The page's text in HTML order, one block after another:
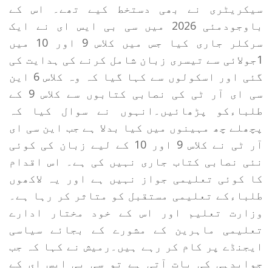
سیکریٹری نے بھی دستخط کیے تھے۔ اس کے
باوجودمئی 2026 میں سی بی ایس ای نے ایک
سرکلر جاری کیا جس میں کلاس 9 اور 10 میں
1جولائی سے تیسری زبان شامل کرنے کی ہدایت کی
گئی اور اسکولوں سے کہا گیا کہ وہ کلاس 6 این
سی ای آر ٹی کی نصابی کتابوں سے کلاس 9 کے
طلباءکو پڑھائیں۔انہوں نے سوال کیا کہ
پچھلے چھ مہینوں میں کیا بدلا ہے جب این سی ای
آر ٹی نے کلاس 9 اور 10 کے لیے زبان کی کوئی
نئی نصابی کتاب جاری نہیں کی ہے۔ اس اقدام
کا کوئی تعلیمی جواز نہیں ہے اور یہ لاکھوں
طلباءکے تعلیمی مستقبل کو متاثر کر رہا ہے۔
وزارت تعلیم اور اس کے خود مختار ادارے
تعلیمی ماہرین کے مشورے کے بجائے سیاسی
ایجنڈے پر کام کر رہے ہیں۔رمیش نے کہا کہ جب
جوابدہی کی بات آتی ہے تو سی بی ایس ای کے